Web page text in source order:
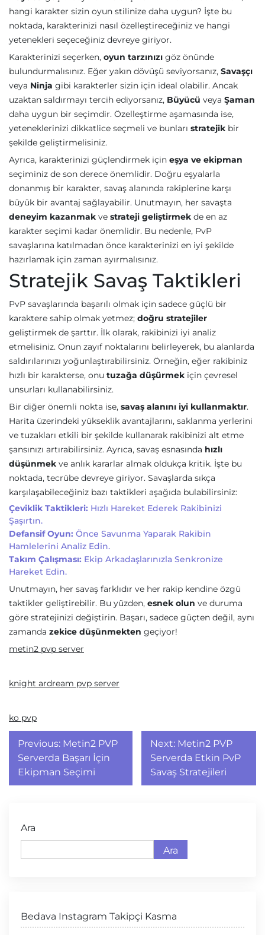
hangi karakter sizin oyun stilinize daha uygun? İşte bu
noktada, karakterinizi nasıl özelleştireceğiniz ve hangi
yetenekleri seçeceğiniz devreye giriyor.
Karakterinizi seçerken, oyun tarzınızı göz önünde
bulundurmalısınız. Eğer yakın dövüşü seviyorsanız, Savaşçı
veya Ninja gibi karakterler sizin için ideal olabilir. Ancak
uzaktan saldırmayı tercih ediyorsanız, Büyücü veya Şaman
daha uygun bir seçimdir. Özelleştirme aşamasında ise,
yeteneklerinizi dikkatlice seçmeli ve bunları stratejik bir
şekilde geliştirmelisiniz.
Ayrıca, karakterinizi güçlendirmek için eşya ve ekipman
seçiminiz de son derece önemlidir. Doğru eşyalarla
donanmış bir karakter, savaş alanında rakiplerine karşı
büyük bir avantaj sağlayabilir. Unutmayın, her savaşta
deneyim kazanmak ve strateji geliştirmek de en az
karakter seçimi kadar önemlidir. Bu nedenle, PvP
savaşlarına katılmadan önce karakterinizi en iyi şekilde
hazırlamak için zaman ayırmalısınız.
Stratejik Savaş Taktikleri
PvP savaşlarında başarılı olmak için sadece güçlü bir
karaktere sahip olmak yetmez; doğru stratejiler
geliştirmek de şarttır. İlk olarak, rakibinizi iyi analiz
etmelisiniz. Onun zayıf noktalarını belirleyerek, bu alanlarda
saldırılarınızı yoğunlaştırabilirsiniz. Örneğin, eğer rakibiniz
hızlı bir karakterse, onu tuzağa düşürmek için çevresel
unsurları kullanabilirsiniz.
Bir diğer önemli nokta ise, savaş alanını iyi kullanmaktır.
Harita üzerindeki yükseklik avantajlarını, saklanma yerlerini
ve tuzakları etkili bir şekilde kullanarak rakibinizi alt etme
şansınızı artırabilirsiniz. Ayrıca, savaş esnasında hızlı
düşünmek ve anlık kararlar almak oldukça kritik. İşte bu
noktada, tecrübe devreye giriyor. Savaşlarda sıkça
karşılaşabileceğiniz bazı taktikleri aşağıda bulabilirsiniz:
Çeviklik Taktikleri: Hızlı Hareket Ederek Rakibinizi
Şaşırtın.
Defansif Oyun: Önce Savunma Yaparak Rakibin
Hamlelerini Analiz Edin.
Takım Çalışması: Ekip Arkadaşlarınızla Senkronize
Hareket Edin.
Unutmayın, her savaş farklıdır ve her rakip kendine özgü
taktikler geliştirebilir. Bu yüzden, esnek olun ve duruma
göre stratejinizi değiştirin. Başarı, sadece güçten değil, aynı
zamanda zekice düşünmekten geçiyor!
metin2 pvp server
knight ardream pvp server
ko pvp
Yazı
gezinmesi
Previous: Metin2 PVP
Serverda Başarı İçin
Ekipman Seçimi
Next: Metin2 PVP
Serverda Etkin PvP
Savaş Stratejileri
Ara
Ara
Bedava Instagram Takipçi Kasma